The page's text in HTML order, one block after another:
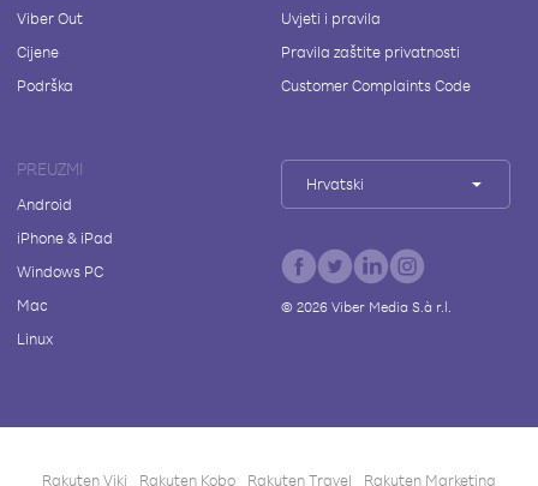
Viber Out
Cijene
Podrška
Uvjeti i pravila
Pravila zaštite privatnosti
Customer Complaints Code
PREUZMI
Android
iPhone & iPad
Windows PC
Mac
Linux
Hrvatski
© 2026Viber Media S.à r.l.
Rakuten Viki Rakuten Kobo Rakuten Travel Rakuten Marketing